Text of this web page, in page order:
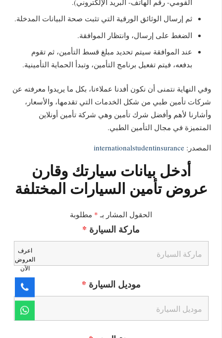
ثم إرسال الوثائق الورقية التي تثبت صحة البيانات المدخلة.
الضغط على إرسال، وانتظار الموافقة.
عند الموافقة سيتم تحديد مبلغ قسط التأمين، ثم تقوم
بدفعه، فيتم تفعيل برنامج التأمين، وتبدأ الحماية التأمينية.
وفي النهاية نتمنى أن نكون أفدنا عملاءنا، بكل ما يريدوا معرفته عن
شركات تأمين طبي من شكل الخدمات التي تقدمها، والأسعار،
وأشارنا لأهم وأفضل شرك تأمين وهي شركة تأمين أونلاين
المتميزة في مجال التأمين الطبي.
المصدر:internationalstudentinsurance
أدخل بيانات سيارتك وقارن
عروض تأمين السيارات المختلفة
الحقول المشار بـ * مطلوبة
ماركة السيارة *
موديل السيارة *
اعرف
العروض
الآن